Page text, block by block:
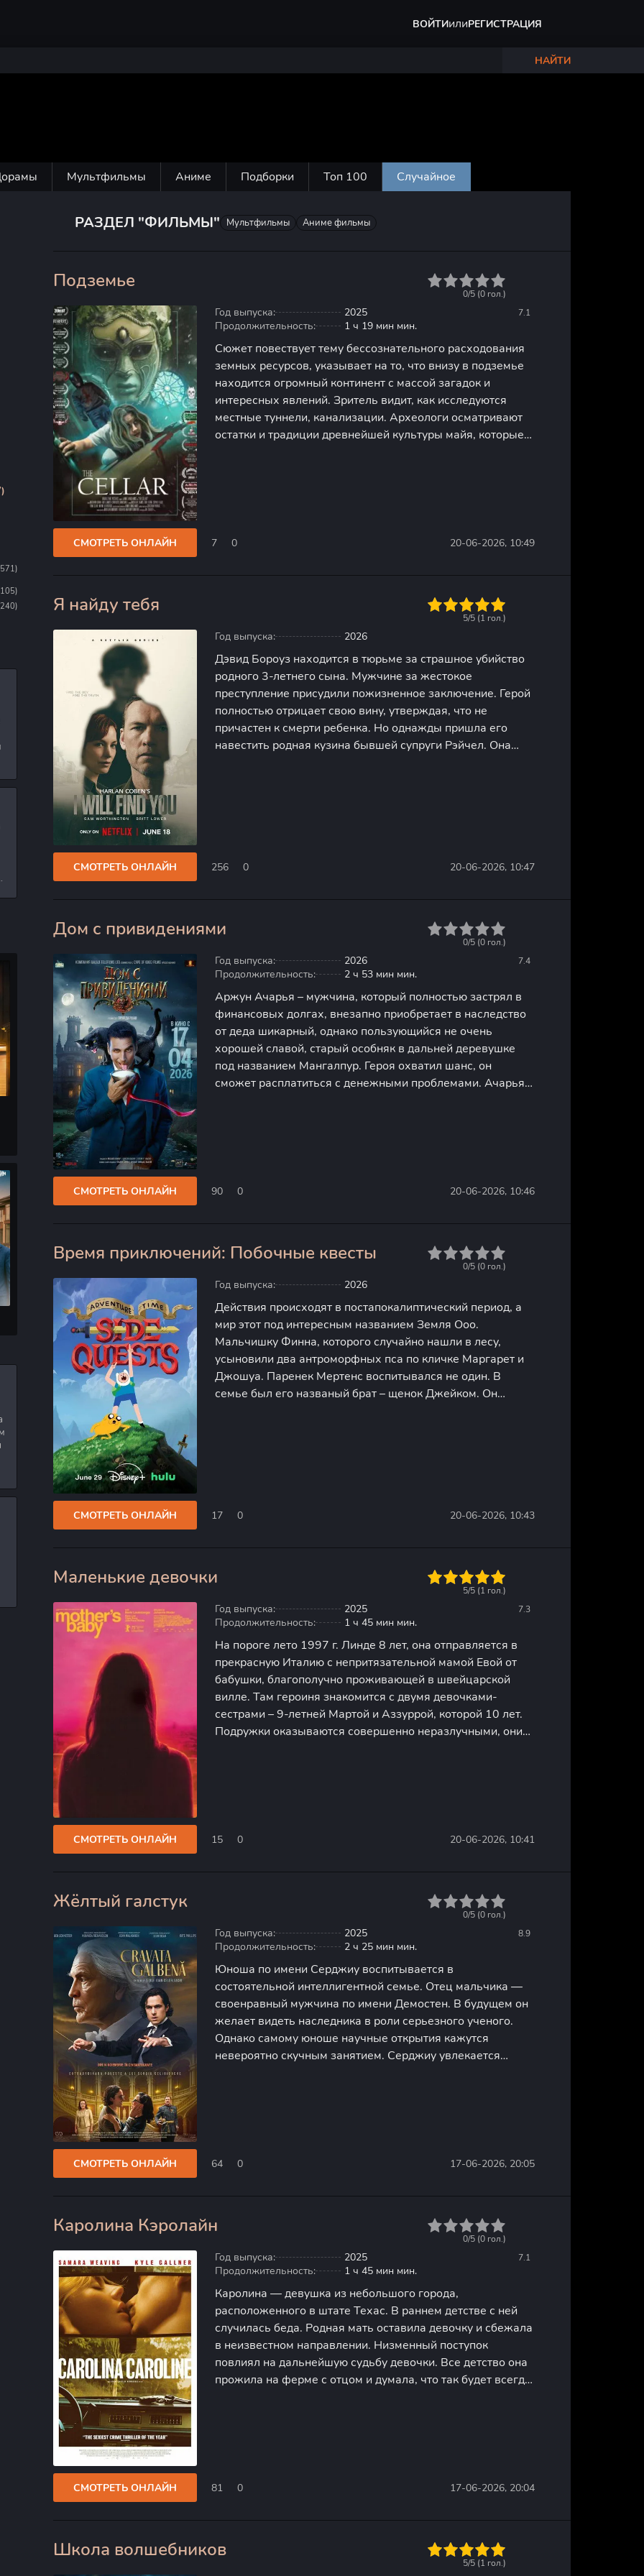
ВОЙТИилиРЕГИСТРАЦИЯ
НАЙТИ
Мультфильмы Аниме Подборки Топ 100 Случайное
РАЗДЕЛ "ФИЛЬМЫ" Мультфильмы Аниме фильмы
Подземье
7.1
0/5 (0 гол.)
Год выпуска:
2025
Продолжительность:
1 ч 19 мин мин.
Сюжет повествует тему бессознательного расходования
земных ресурсов, указывает на то, что внизу в подземье
находится огромный континент с массой загадок и
интересных явлений. Зритель видит, как исследуются
местные туннели, канализации. Археологи осматривают
остатки и традиции древнейшей культуры майя, которые
СМОТРЕТЬ ОНЛАЙН 7 0 20-06-2026, 10:49
Я найду тебя
5/5 (1 гол.)
Год выпуска: 2026
Дэвид Бороуз находится в тюрьме за страшное убийство
родного 3-летнего сына. Мужчине за жестокое
преступление присудили пожизненное заключение. Герой
полностью отрицает свою вину, утверждая, что не
причастен к смерти ребенка. Но однажды пришла его
навестить родная кузина бывшей супруги Рэйчел. Она
СМОТРЕТЬ ОНЛАЙН 256 0 20-06-2026, 10:47
Дом с привидениями
7.4
0/5 (0 гол.)
Год выпуска:
2026
Продолжительность:
2 ч 53 мин мин.
Аржун Ачарья – мужчина, который полностью застрял в
финансовых долгах, внезапно приобретает в наследство
от деда шикарный, однако пользующийся не очень
хорошей славой, старый особняк в дальней деревушке
под названием Мангалпур. Героя охватил шанс, он
сможет расплатиться с денежными проблемами. Ачарья
СМОТРЕТЬ ОНЛАЙН 90 0 20-06-2026, 10:46
Время приключений: Побочные квесты
0 1 2
0/5 (0 гол.)
Год выпуска: 2026
Действия происходят в постапокалиптический период, а
мир этот под интересным названием Земля Ооо.
Мальчишку Финна, которого случайно нашли в лесу,
усыновили два антроморфных пса по кличке Маргарет и
Джошуа. Паренек Мертенс воспитывался не один. В
семье был его названый брат – щенок Джейком. Он
СМОТРЕТЬ ОНЛАЙН 17 0 20-06-2026, 10:43
Маленькие девочки
7.3
5/5 (1 гол.)
Год выпуска:
2025
Продолжительность:
1 ч 45 мин мин.
На пороге лето 1997 г. Линде 8 лет, она отправляется в
прекрасную Италию с непритязательной мамой Евой от
бабушки, благополучно проживающей в швейцарской
вилле. Там героиня знакомится с двумя девочками-
сестрами – 9-летней Мартой и Аззуррой, которой 10 лет.
Подружки оказываются совершенно неразлучными, они
СМОТРЕТЬ ОНЛАЙН 15 0 20-06-2026, 10:41
Жёлтый галстук
8.9
0/5 (0 гол.)
Год выпуска:
2025
Продолжительность:
2 ч 25 мин мин.
Юноша по имени Серджиу воспитывается в
состоятельной интеллигентной семье. Отец мальчика —
своенравный мужчина по имени Демостен. В будущем он
желает видеть наследника в роли серьезного ученого.
Однако самому юноше научные открытия кажутся
невероятно скучным занятием. Серджиу увлекается
СМОТРЕТЬ ОНЛАЙН 64 0 17-06-2026, 20:05
Каролина Кэролайн
7.1
0/5 (0 гол.)
Год выпуска:
2025
Продолжительность:
1 ч 45 мин мин.
Каролина — девушка из небольшого города,
расположенного в штате Техас. В раннем детстве с ней
случилась беда. Родная мать оставила девочку и сбежала
в неизвестном направлении. Низменный поступок
повлиял на дальнейшую судьбу девочки. Все детство она
прожила на ферме с отцом и думала, что так будет всегда.
СМОТРЕТЬ ОНЛАЙН 81 0 17-06-2026, 20:04
Школа волшебников
5/5 (1 гол.)